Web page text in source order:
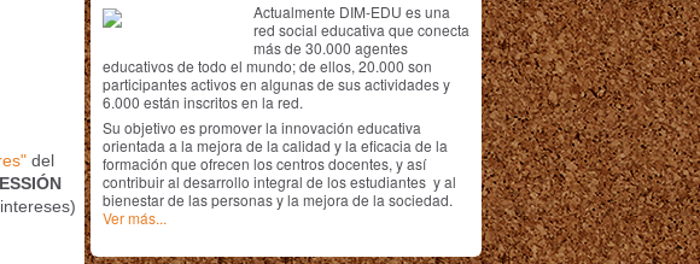
del
Actualmente DIM-EDU es una
red social educativa que conecta
más de 30.000 agentes
educativos de todo el mundo; de ellos, 20.000 son
participantes activos en algunas de sus actividades y
6.000 están inscritos en la red.
Su objetivo es promover la innovación educativa
orientada a la mejora de la calidad y la eficacia de la
formación que ofrecen los centros docentes, y así
contribuir al desarrollo integral de los estudiantes y al
bienestar de las personas y la mejora de la sociedad.
Ver más...